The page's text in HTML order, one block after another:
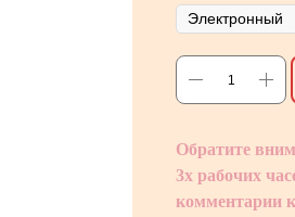
Обратите
3х рабочих
комментарии